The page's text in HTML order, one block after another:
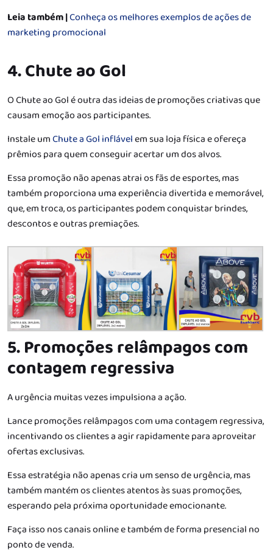
Leia também |Conheça os melhores exemplos de ações de
marketing promocional
4. Chute ao Gol
O Chute ao Gol é outra das ideias de promoções criativas que
causam emoção aos participantes.
Instale umChute a Gol inflávelem sua loja física e ofereça
prêmios para quem conseguir acertar um dos alvos.
Essa promoção não apenas atrai os fãs de esportes, mas
também proporciona uma experiência divertida e memorável,
que, em troca, os participantes podem conquistar brindes,
descontos e outras premiações.
5. Promoções relâmpagos com
contagem regressiva
A urgência muitas vezes impulsiona a ação.
Lance promoções relâmpagos com uma contagem regressiva,
incentivando os clientes a agir rapidamente para aproveitar
ofertas exclusivas.
Essa estratégia não apenas cria um senso de urgência, mas
também mantém os clientes atentos às suas promoções,
esperando pela próxima oportunidade emocionante.
Faça isso nos canais online e também de forma presencial no
ponto de venda.